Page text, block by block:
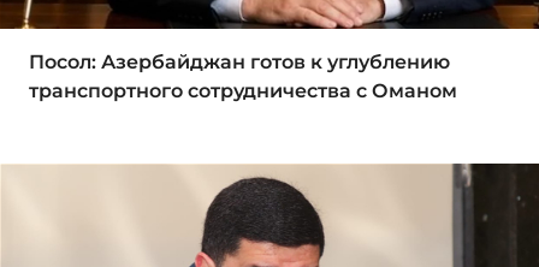
Посол: Азербайджан готов к углублению
транспортного сотрудничества с Оманом